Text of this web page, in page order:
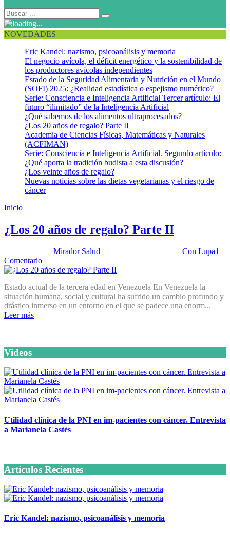
NOVEDADES
Eric Kandel: nazismo, psicoanálisis y memoria
El negocio avícola, el déficit energético y la sostenibilidad de
los productores avícolas independientes
Estado de la Seguridad Alimentaria y Nutrición en el Mundo
(SOFI) 2025: ¿Realidad estadística o espejismo numérico?
Serie: Consciencia e Inteligencia Artificial Tercer artículo: El
futuro “ilimitado” de la Inteligencia Artificial
¿Qué sabemos de los alimentos ultraprocesados?
¿Los 20 años de regalo? Parte II
Academia de Ciencias Físicas, Matemáticas y Naturales
(ACFIMAN)
Serie: Consciencia e Inteligencia Artificial. Segundo artículo:
¿Qué aporta la tradición budista a esta discusión?
¿Los veinte años de regalo?
Nuevas noticias sobre las dietas vegetarianas y el riesgo de
cáncer
Inicio
¿Los 20 años de regalo? Parte II
Mirador Salud Con Lupa1
Comentario
Estado actual de la tercera edad en Venezuela En Venezuela la
situación humana, social y cultural ha sufrido un cambio profundo y
drástico inmerso en un entorno en el que se padece una enorm...
Leer más
Videos
Utilidad clínica de la PNI en im-pacientes con cáncer. Entrevista
a Marianela Castés
Artículos Recientes
Eric Kandel: nazismo, psicoanálisis y memoria